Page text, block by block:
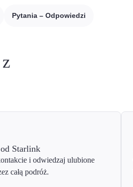
Pytania – Odpowiedzi
Starlink
i odwiedzaj ulubione
całą podróż.